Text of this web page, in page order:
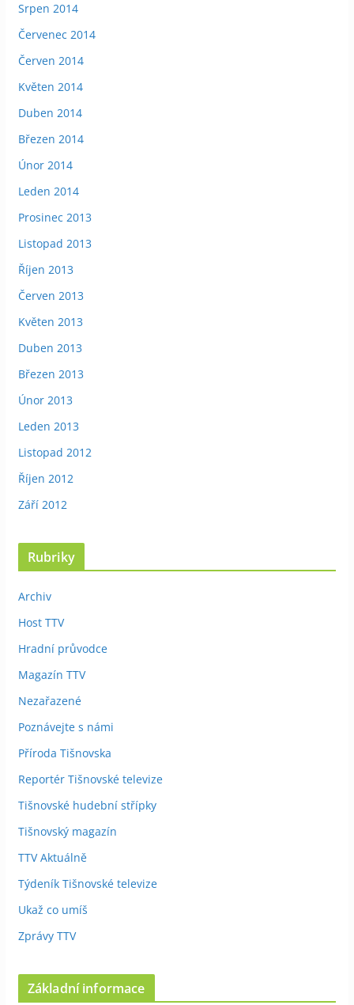
Srpen 2014
Červenec 2014
Červen 2014
Květen 2014
Duben 2014
Březen 2014
Únor 2014
Leden 2014
Prosinec 2013
Listopad 2013
Říjen 2013
Červen 2013
Květen 2013
Duben 2013
Březen 2013
Únor 2013
Leden 2013
Listopad 2012
Říjen 2012
Září 2012
Rubriky
Archiv
Host TTV
Hradní průvodce
Magazín TTV
Nezařazené
Poznávejte s námi
Příroda Tišnovska
Reportér Tišnovské televize
Tišnovské hudební střípky
Tišnovský magazín
TTV Aktuálně
Týdeník Tišnovské televize
Ukaž co umíš
Zprávy TTV
Základní informace